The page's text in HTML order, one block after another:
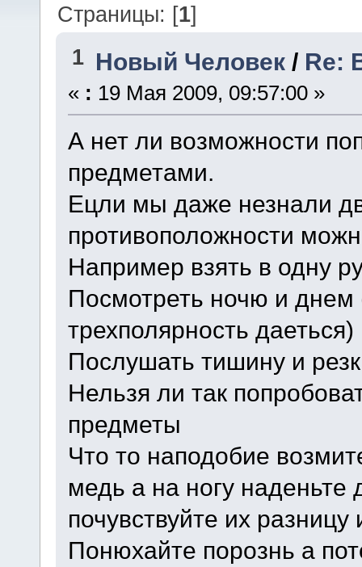
Страницы: [1]
1 Новый Человек / Re:
« : 19 Мая 2009, 09:57:00 »
А нет ли возможности
предметами.
Ецли мы даже незнали
противоположности
Например взять в одну
Посмотреть ночю и днем
трехполярность даеться)
Послушать тишину и
Нельзя ли так
предметы
Что то наподобие
медь а на ногу
почувствуйте их разницу
Понюхайте порознь а